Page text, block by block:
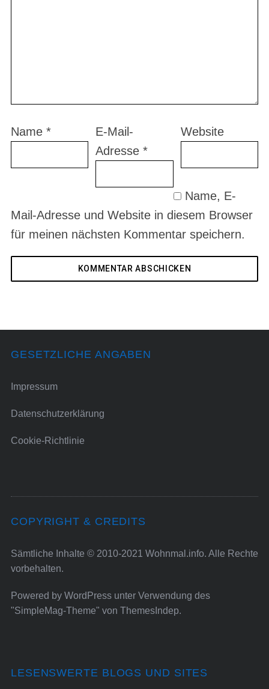
Name *
E-Mail-
Adresse*
Website
Name, E-
Mail-Adresse und Website in diesem Browser
für meinen nächsten Kommentar speichern.
GESETZLICHE ANGABEN
Impressum
Datenschutzerklärung
Cookie-Richtlinie
COPYRIGHT & CREDITS
Sämtliche Inhalte © 2010-2021 Wohnmal.info. Alle Rechte
vorbehalten.
Powered by WordPressunter Verwendung des
"SimpleMag-Theme" von ThemesIndep.
LESENSWERTE BLOGS UND SITES